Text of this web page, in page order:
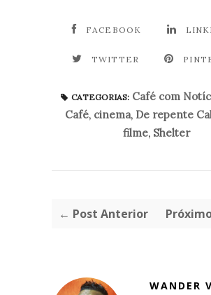
FACEBOOK
TWITTER
CATEGORIAS: Café com
Café, cinema, De repente
filme, Shelter
← Post Anterior
WANDER